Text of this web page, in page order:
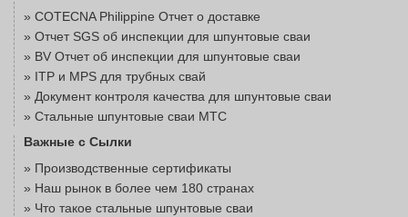
» COTECNA Philippine Отчет о доставке
» Отчет SGS об инспекции для шпунтовые сваи
» BV Отчет об инспекции для шпунтовые сваи
» ITP и MPS для трубных свай
» Документ контроля качества для шпунтовые сваи
» Стальные шпунтовые сваи MTC
Важные с Сылки
» Производственные сертификаты
» Наш рынок в более чем 180 странах
» Что такое стальные шпунтовые сваи